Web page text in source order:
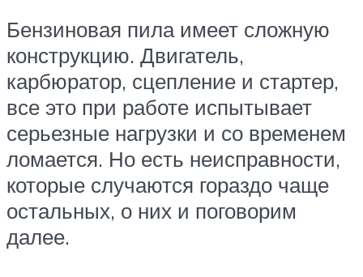
Бензиновая пила имеет сложную
конструкцию. Двигатель,
карбюратор, сцепление и стартер,
все это при работе испытывает
серьезные нагрузки и со временем
ломается. Но есть неисправности,
которые случаются гораздо чаще
остальных, о них и поговорим
далее.